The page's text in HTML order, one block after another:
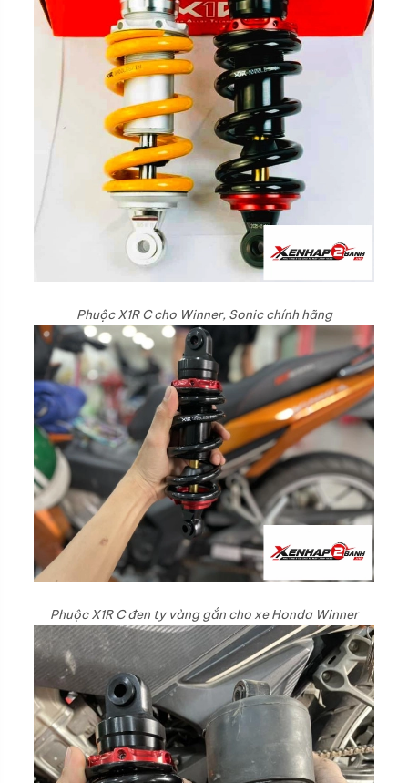
Phuộc X1R C cho Winner, Sonic chính hãng
Phuộc X1R C đen ty vàng gắn cho xe Honda Winner